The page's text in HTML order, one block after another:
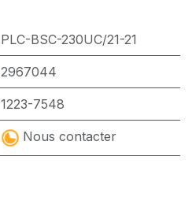
PLC-BSC-230UC/21-21
2967044
1223-7548
Nous contacter